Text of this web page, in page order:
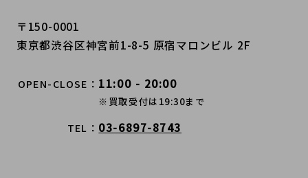
〒150-0001
東京都渋谷区神宮前1-8-5 原宿マロンビル 2F
OPEN-CLOSE 11:00 - 20:00
※買取受付は19:30まで
TEL 03-6897-8743